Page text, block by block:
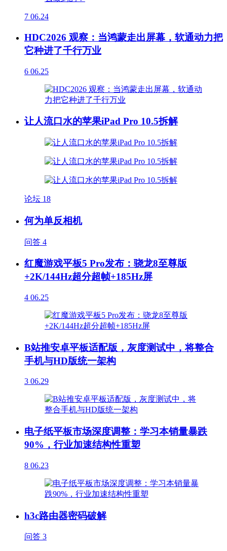
7 06.24
HDC2026 观察：当鸿蒙走出屏幕，软通动力把
它种进了千行万业
6 06.25
让人流口水的苹果iPad Pro 10.5拆解
论坛 18
何为单反相机
问答 4
红魔游戏平板5 Pro发布：骁龙8至尊版
+2K/144Hz超分超帧+185Hz屏
4 06.25
B站推安卓平板适配版，灰度测试中，将整合
手机与HD版统一架构
3 06.29
电子纸平板市场深度调整：学习本销量暴跌
90%，行业加速结构性重塑
8 06.23
h3c路由器密码破解
问答 3